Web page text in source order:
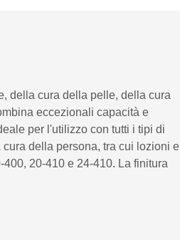
della cura della pelle, della cura
eccezionali capacità e
per l'utilizzo con tutti i tipi di
della persona, tra cui lozioni e
20-410 e 24-410. La finitura